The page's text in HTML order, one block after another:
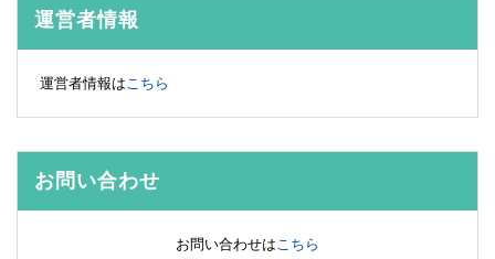
運営者情報
運営者情報はこちら
お問い合わせ
お問い合わせはこちら